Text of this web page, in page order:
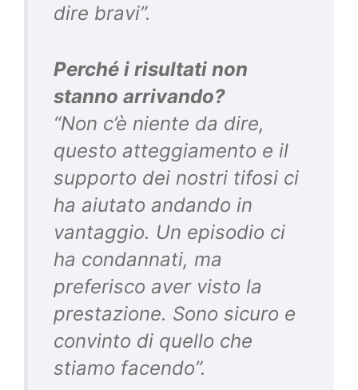
dire bravi”.
Perché i risultati non
stanno arrivando?
“Non c’è niente da dire,
questo atteggiamento e il
supporto dei nostri tifosi ci
ha aiutato andando in
vantaggio. Un episodio ci
ha condannati, ma
preferisco aver visto la
prestazione. Sono sicuro e
convinto di quello che
stiamo facendo”.